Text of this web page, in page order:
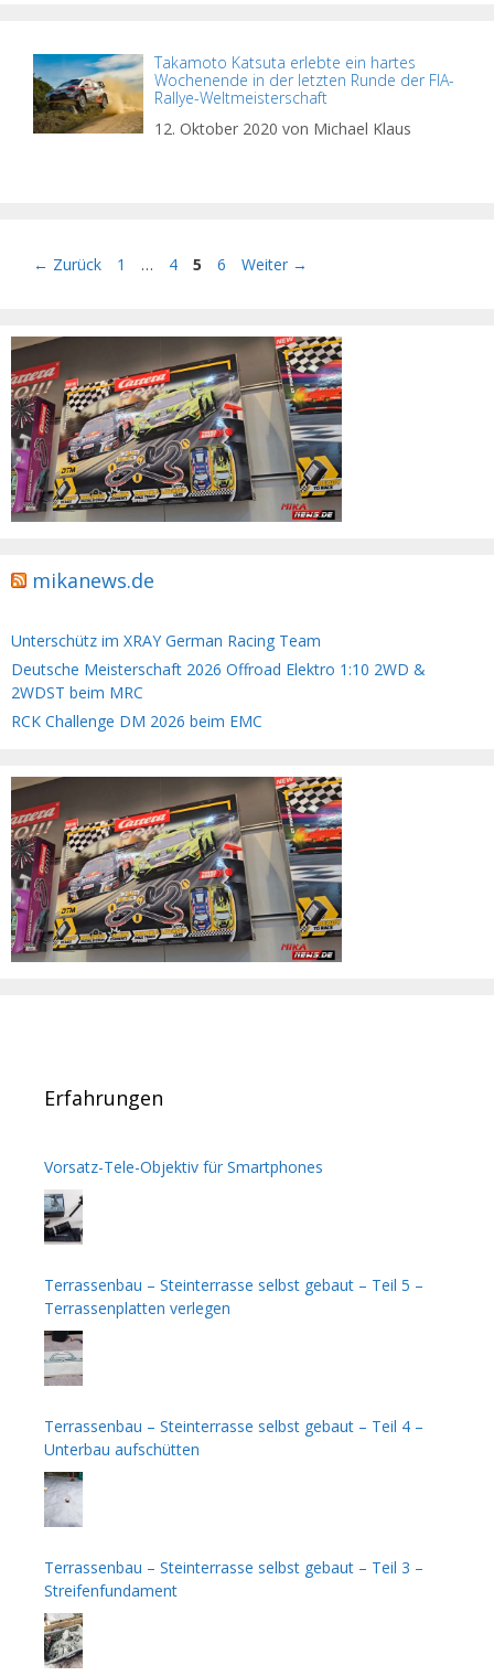
Takamoto Katsuta erlebte ein hartes
Wochenende in der letzten Runde der FIA-
Rallye-Weltmeisterschaft
12. Oktober 2020 von Michael Klaus
← Zurück Seite
1 … Seite
4 Seite
5 Seite
6 Weiter →
mikanews.de
Unterschütz im XRAY German Racing Team
Deutsche Meisterschaft 2026 Offroad Elektro 1:10 2WD &
2WDST beim MRC
RCK Challenge DM 2026 beim EMC
Erfahrungen
Vorsatz-Tele-Objektiv für Smartphones
Terrassenbau – Steinterrasse selbst gebaut – Teil 5 –
Terrassenplatten verlegen
Terrassenbau – Steinterrasse selbst gebaut – Teil 4 –
Unterbau aufschütten
Terrassenbau – Steinterrasse selbst gebaut – Teil 3 –
Streifenfundament